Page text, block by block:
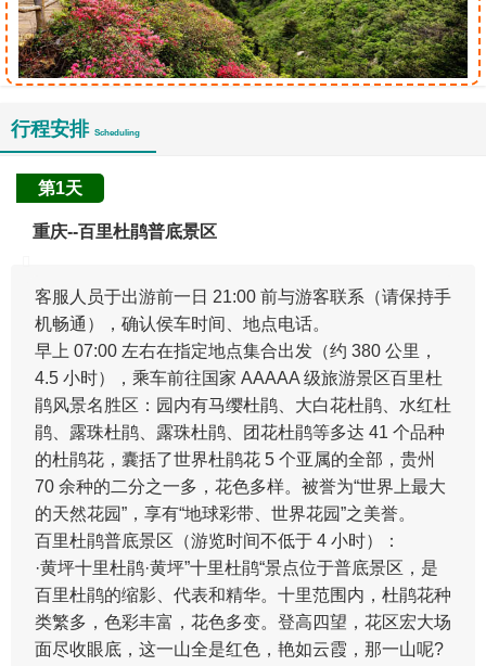
行程安排 Scheduling
第1天
重庆--百里杜鹃普底景区
客服人员于出游前一日 21:00 前与游客联系（请保持手
机畅通），确认侯车时间、地点电话。
早上 07:00 左右在指定地点集合出发（约 380 公里，
4.5 小时），乘车前往国家 AAAAA 级旅游景区百里杜
鹃风景名胜区：园内有马缨杜鹃、大白花杜鹃、水红杜
鹃、露珠杜鹃、露珠杜鹃、团花杜鹃等多达 41 个品种
的杜鹃花，囊括了世界杜鹃花 5 个亚属的全部，贵州
70 余种的二分之一多，花色多样。被誉为“世界上最大
的天然花园”，享有“地球彩带、世界花园”之美誉。
百里杜鹃普底景区（游览时间不低于 4 小时）：
·黄坪十里杜鹃·黄坪”十里杜鹃“景点位于普底景区，是
百里杜鹃的缩影、代表和精华。十里范围内，杜鹃花种
类繁多，色彩丰富，花色多变。登高四望，花区宏大场
面尽收眼底，这一山全是红色，艳如云霞，那一山呢?